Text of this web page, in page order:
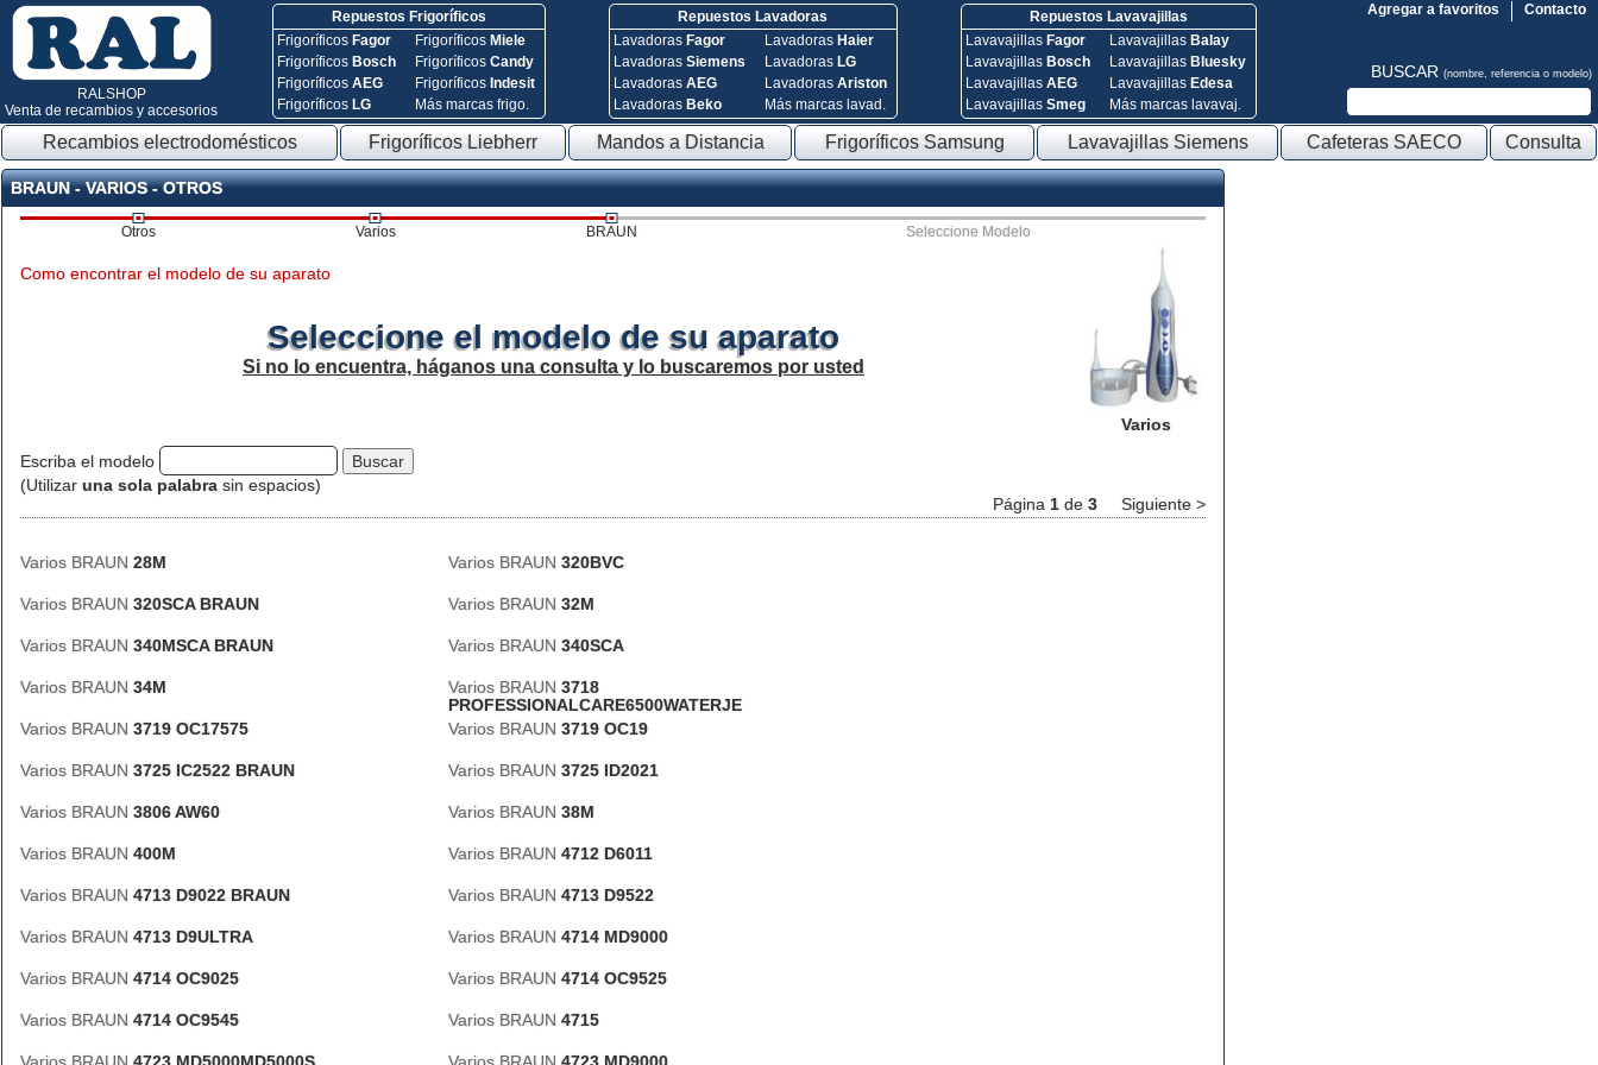
RALSHOP
Venta de recambios y accesorios
Repuestos Frigoríficos
Frigoríficos Fagor
Frigoríficos Bosch
FrigoríficosAEG
Frigoríficos LG
Frigoríficos Miele
FrigoríficosCandy
Frigoríficos Indesit
Más marcas frigo.
Repuestos Lavadoras
Lavadoras Fagor
Lavadoras Siemens
Lavadoras AEG
Lavadoras Beko
Lavadoras Haier
Lavadoras LG
Lavadoras Ariston
Más marcas lavad.
Repuestos Lavavajillas
Lavavajillas Fagor
Lavavajillas Bosch
Lavavajillas AEG
Lavavajillas Smeg
Lavavajillas Balay
Lavavajillas Bluesky
Lavavajillas Edesa
Más marcas lavavaj.
Contacto
Agregar a favoritos
BUSCAR (nombre, referencia o modelo)
Recambios electrodomésticos Frigoríficos Liebherr Mandos a Distancia Frigoríficos Samsung Lavavajillas Siemens Cafeteras SAECO Consulta
BRAUN - VARIOS - OTROS
Otros Varios BRAUN Seleccione Modelo
Varios
Como encontrar el modelo de su aparato
Seleccione el modelo de su aparato
Si no lo encuentra, háganos una consulta y lo buscaremos por usted
Escriba el modelo
(Utilizar una sola palabra sin espacios)
Página 1 de 3 Siguiente >
Varios BRAUN 28M Varios BRAUN 320BVC
Varios BRAUN 320SCA BRAUN Varios BRAUN 32M
Varios BRAUN 340MSCA BRAUN Varios BRAUN 340SCA
Varios BRAUN 34M Varios BRAUN 3718
PROFESSIONALCARE6500WATERJE
Varios BRAUN 3719 OC17575 Varios BRAUN 3719 OC19
Varios BRAUN 3725 IC2522 BRAUN Varios BRAUN 3725 ID2021
Varios BRAUN 3806 AW60 Varios BRAUN 38M
Varios BRAUN 400M Varios BRAUN 4712 D6011
Varios BRAUN 4713 D9022 BRAUN Varios BRAUN 4713 D9522
Varios BRAUN 4713 D9ULTRA Varios BRAUN 4714 MD9000
Varios BRAUN 4714 OC9025 Varios BRAUN 4714 OC9525
Varios BRAUN 4714 OC9545 Varios BRAUN 4715